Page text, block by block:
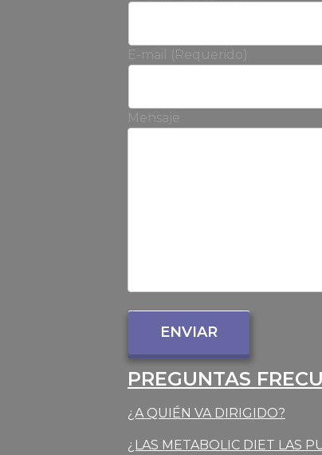
E-mail (Requerido)
Mensaje
PREGUNTAS
¿A QUIÉN VA DIRIGIDO?
¿LAS METABOLIC DIET LAS